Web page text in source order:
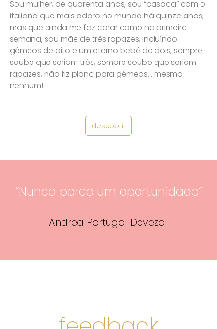
Sou mulher, de quarenta anos, sou “casada” com o
italiano que mais adoro no mundo há quinze anos,
mas que ainda me faz corar como na primeira
semana, sou mãe de três rapazes, incluíndo
gémeos de oito e um eterno bebé de dois, sempre
soube que seriam três, sempre soube que seriam
rapazes, não fiz plano para gémeos… mesmo
nenhum!
descobrir
“Nunca perco um oportunidade”
Andrea Portugal Deveza